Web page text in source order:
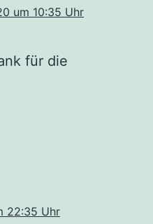
um 10:35 Uhr
für die
22:35 Uhr